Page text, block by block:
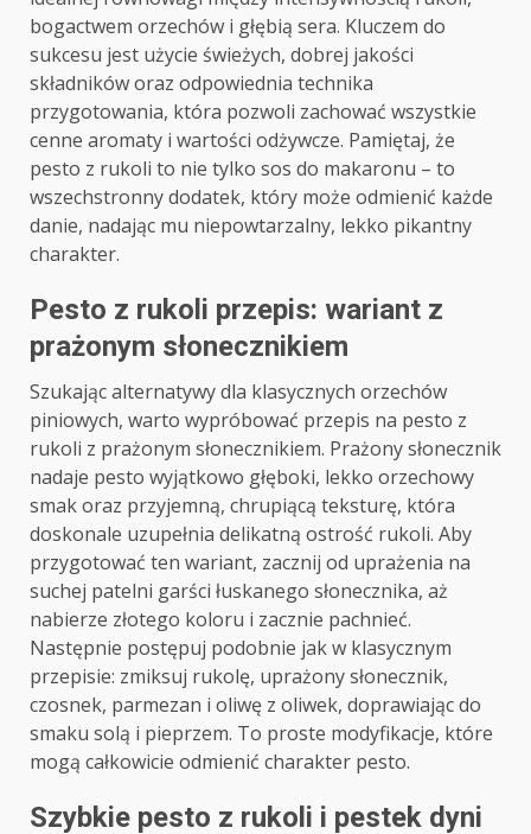
bogactwem orzechów i głębią sera. Kluczem do
sukcesu jest użycie świeżych, dobrej jakości
składników oraz odpowiednia technika
przygotowania, która pozwoli zachować wszystkie
cenne aromaty i wartości odżywcze. Pamiętaj, że
pesto z rukoli to nie tylko sos do makaronu – to
wszechstronny dodatek, który może odmienić każde
danie, nadając mu niepowtarzalny, lekko pikantny
charakter.
Pesto z rukoli przepis: wariant z
prażonym słonecznikiem
Szukając alternatywy dla klasycznych orzechów
piniowych, warto wypróbować przepis na pesto z
rukoli z prażonym słonecznikiem. Prażony słonecznik
nadaje pesto wyjątkowo głęboki, lekko orzechowy
smak oraz przyjemną, chrupiącą teksturę, która
doskonale uzupełnia delikatną ostrość rukoli. Aby
przygotować ten wariant, zacznij od uprażenia na
suchej patelni garści łuskanego słonecznika, aż
nabierze złotego koloru i zacznie pachnieć.
Następnie postępuj podobnie jak w klasycznym
przepisie: zmiksuj rukolę, uprażony słonecznik,
czosnek, parmezan i oliwę z oliwek, doprawiając do
smaku solą i pieprzem. To proste modyfikacje, które
mogą całkowicie odmienić charakter pesto.
Szybkie pesto z rukoli i pestek dyni